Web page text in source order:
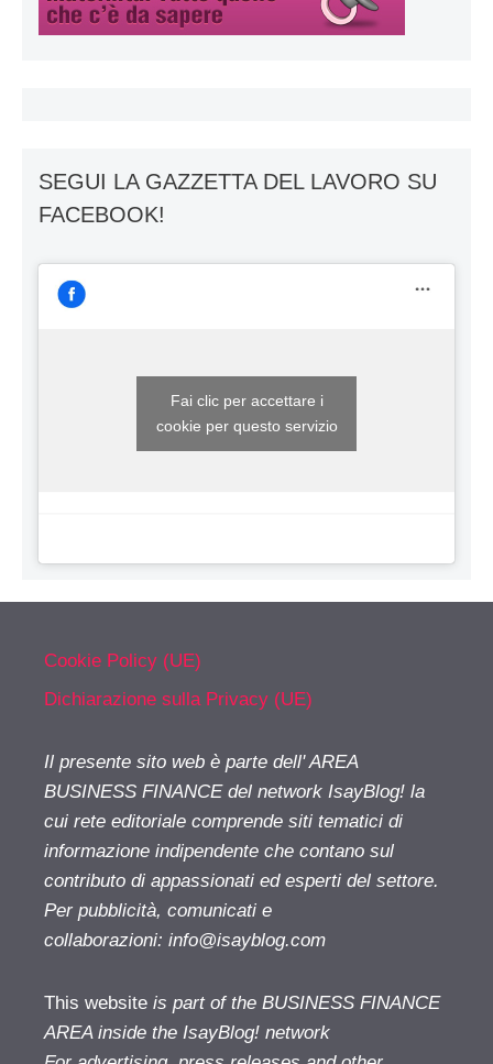
SEGUI LA GAZZETTA DEL LAVORO SU
FACEBOOK!
Fai clic per accettare i
cookie per questo servizio
Cookie Policy (UE)
Dichiarazione sulla Privacy (UE)
Il presente sito web è parte dell' AREA
BUSINESS FINANCE del network IsayBlog! la
cui rete editoriale comprende siti tematici di
informazione indipendente che contano sul
contributo di appassionati ed esperti del settore.
Per pubblicità, comunicati e
collaborazioni: info@isayblog.com
This website is part of the BUSINESS FINANCE
AREA inside the IsayBlog! network